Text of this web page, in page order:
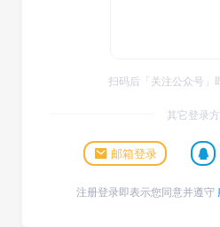
扫码后「关注公众号」
其它登录
邮箱登录
注册登录即表示您同意并遵守